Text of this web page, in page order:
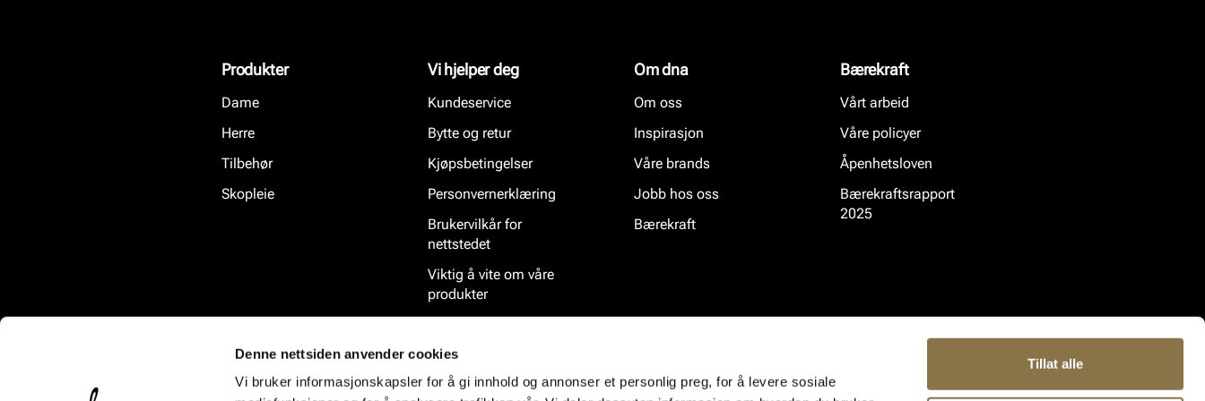
Denne nettsiden anvender cookies
Vi bruker informasjonskapsler for å gi innhold og annonser et personlig preg, for å levere sosiale
Tillat alle
Produkter
Dame
Herre
Tilbehør
Skopleie
Vi hjelper deg
Kundeservice
Bytte og retur
Kjøpsbetingelser
Personvernerklæring
Brukervilkår for
nettstedet
Viktig å vite om våre
produkter
Om dna
Om oss
Inspirasjon
Våre brands
Jobb hos oss
Bærekraft
Bærekraft
Vårt arbeid
Våre policyer
Åpenhetsloven
Bærekraftsrapport
2025